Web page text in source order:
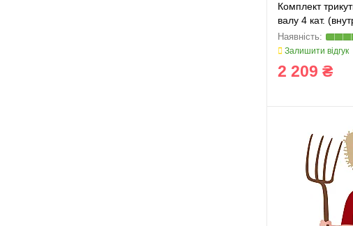
Комплект
валу 4 кат.
36/43,5
Залишити відгук
2 209 ₴